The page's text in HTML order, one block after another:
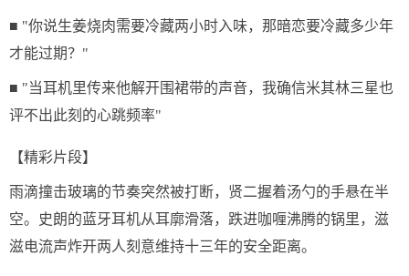
■ "你说生姜烧肉需要冷藏两小时入味，那暗恋要冷藏多少年
才能过期？"
■ "当耳机里传来他解开围裙带的声音，我确信米其林三星也
评不出此刻的心跳频率"
【精彩片段】
雨滴撞击玻璃的节奏突然被打断，贤二握着汤勺的手悬在半
空。史朗的蓝牙耳机从耳廓滑落，跌进咖喱沸腾的锅里，滋
滋电流声炸开两人刻意维持十三年的安全距离。